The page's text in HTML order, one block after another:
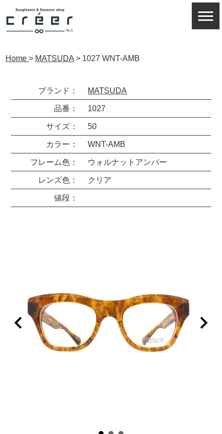
Home > MATSUDA > 1027 WNT-AMB
ブランド： MATSUDA
品番： 1027
サイズ： 50
カラー： WNT-AMB
フレーム色： ウォルナットアンバー
レンズ色： クリア
値段：